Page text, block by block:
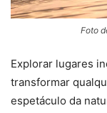
Foto
Explorar lugares
transformar
espetáculo da